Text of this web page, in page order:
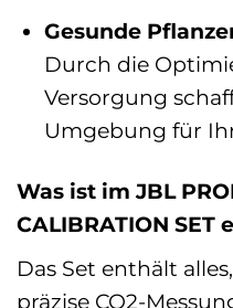
Gesunde
Durch die
Versorgung
Umgebung für
Was ist im JBL
CALIBRATION SET
Das Set enthält
präzise CO2-